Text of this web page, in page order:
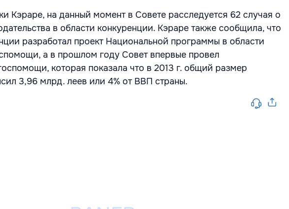
Кэраре, на данный момент в Совете расследуется 62 случая о
в области конкуренции. Кэраре также сообщила, что
разработал проект Национальной программы в области
а в прошлом году Совет впервые провел
которая показала что в 2013 г. общий размер
3,96 млрд. леев или 4% от ВВП страны.